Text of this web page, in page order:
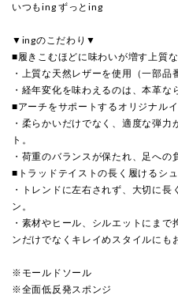
いつもing ずっとing
▼ingのこだわり▼
■履きこむほどに味わいが増す上質
・上質な天然レザーを使用（一部品
・経年変化を味わえるのは、本革な
■アーチをサポートするオリジナル
・柔らかいだけでなく、適度な弾
ト。
・荷重のバランスが保たれ、足への
■トラッドテイストの長く履けるシ
・トレンドに左右されず、大切に
ン。
・素材やヒール、シルエットにま
ンだけでなくキレイめスタイルにも
※モールドソール
※全面低反発スポンジ